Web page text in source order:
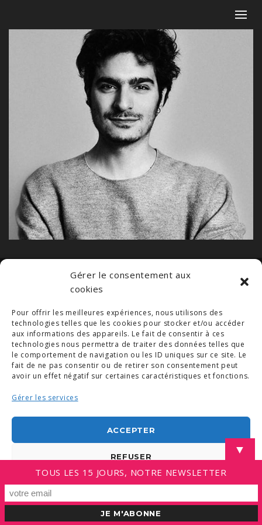
Gérer le consentement aux
cookies
Pour offrir les meilleures expériences, nous utilisons des
technologies telles que les cookies pour stocker et/ou accéder
aux informations des appareils. Le fait de consentir à ces
technologies nous permettra de traiter des données telles que
le comportement de navigation ou les ID uniques sur ce site. Le
fait de ne pas consentir ou de retirer son consentement peut
avoir un effet négatif sur certaines caractéristiques et fonctions.
Gérer les services
ACCEPTER
REFUSER
VOIR LES PRÉFÉRENCES
Politique de cookies
© COPYRIGHT 2019. DEMAIN -MENTIONS LÉGALES
COPYRIGHTS PHOTOS
POLITIQUE DE COOKIES (UE)
-CONDITIONS GÉNÉRALES
LINKEDIN
▼
TOUS LES 15 JOURS, NOTRE NEWSLETTER